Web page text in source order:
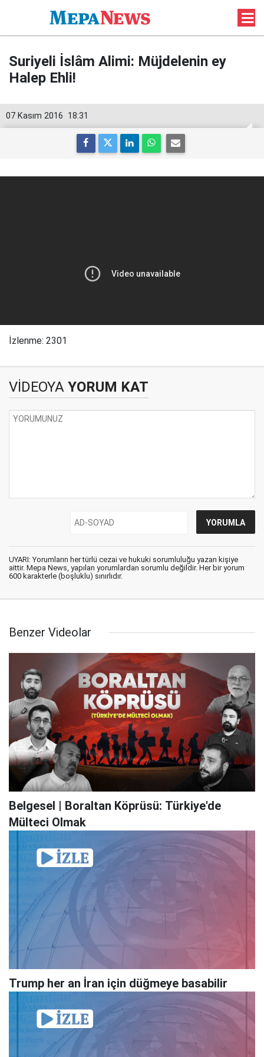
Suriyeli İslâm Alimi: Müjdelenin ey
Halep Ehli!
18:31
07 Kasım 2016
İzlenme: 2301
VİDEOYA YORUM KAT
UYARI: Yorumların her türlü cezai ve hukuki sorumluluğu yazan kişiye
aittir. Mepa News, yapılan yorumlardan sorumlu değildir. Her bir yorum
600 karakterle (boşluklu) sınırlıdır.
Benzer Videolar
Belgesel | Boraltan Köprüsü: Türkiye'de
Mülteci Olmak
Trump her an İran için düğmeye basabilir